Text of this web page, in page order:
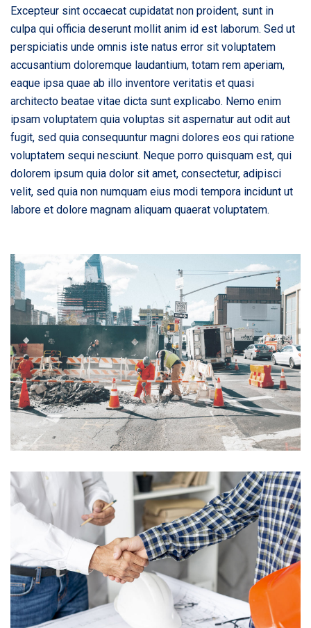
Excepteur sint occaecat cupidatat non proident, sunt in
culpa qui officia deserunt mollit anim id est laborum. Sed ut
perspiciatis unde omnis iste natus error sit voluptatem
accusantium doloremque laudantium, totam rem aperiam,
eaque ipsa quae ab illo inventore veritatis et quasi
architecto beatae vitae dicta sunt explicabo. Nemo enim
ipsam voluptatem quia voluptas sit aspernatur aut odit aut
fugit, sed quia consequuntur magni dolores eos qui ratione
voluptatem sequi nesciunt. Neque porro quisquam est, qui
dolorem ipsum quia dolor sit amet, consectetur, adipisci
velit, sed quia non numquam eius modi tempora incidunt ut
labore et dolore magnam aliquam quaerat voluptatem.